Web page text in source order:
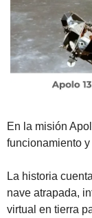
En la misión
funcionamiento
La historia
nave atrapada,
virtual en tierra